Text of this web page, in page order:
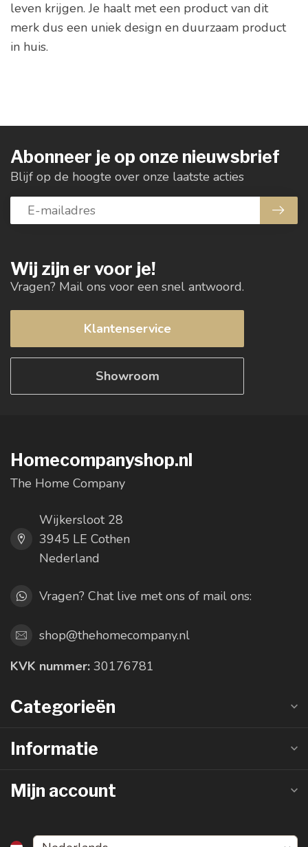
leven krijgen. Je haalt met een product van dit
merk dus een uniek design en duurzaam product
in huis.
Wij zijn er voor je!
Vragen? Mail ons voor een snel antwoord.
Klantenservice
Showroom
Abonneer je op onze nieuwsbrief
Blijf op de hoogte over onze laatste acties
Homecompanyshop.nl
The Home Company
Wijkersloot 28
3945 LE Cothen
Nederland
Vragen? Chat live met ons of mail ons:
shop@thehomecompany.nl
KVK nummer: 30176781
Categorieën
Informatie
Mijn account